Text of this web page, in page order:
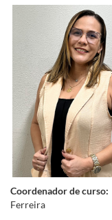
Coordenador de curso:
Ferreira